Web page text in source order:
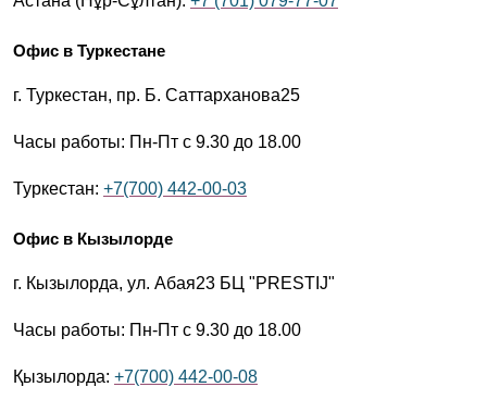
Офис в Туркестане
г. Туркестан, пр. Б. Саттарханова25
Часы работы: Пн-Пт с 9.30 до 18.00
Туркестан: +7(700) 442-00-03
Офис в Кызылорде
г. Кызылорда, ул. Абая23 БЦ "PRESTIJ"
Часы работы: Пн-Пт с 9.30 до 18.00
Қызылорда: +7(700) 442-00-08